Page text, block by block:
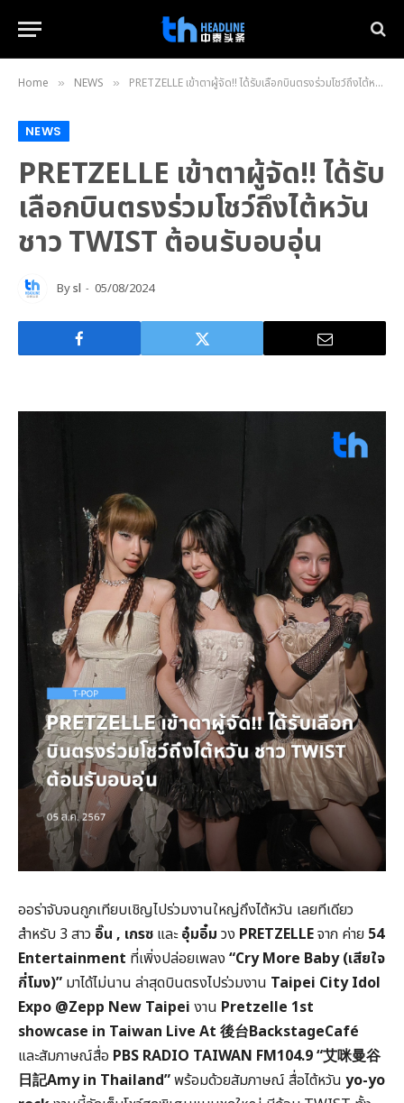
Home » NEWS » PRETZELLE เข้าตาผู้จัด!! ได้รับเลือกบินตรงร่วมโชว์ถึงไต้หวัน ชาว TWIST ต้อนรับอบอุ่น
NEWS
PRETZELLE เข้าตาผู้จัด!! ได้รับ
เลือกบินตรงร่วมโชว์ถึงไต้หวัน
ชาว TWIST ต้อนรับอบอุ่น
Bysl 05/08/2024
ออร่าจับจนถูกเทียบเชิญไปร่วมงานใหญ่ถึงไต้หวัน เลยทีเดียว
สำหรับ 3 สาว อิ๊น , เกรซ และอุ๋มอิ๋ม วง PRETZELLEจาก ค่าย 54
Entertainment ที่เพิ่งปล่อยเพลง “Cry More Baby (เสียใจ
กี่โมง)” มาได้ไม่นาน ล่าสุดบินตรงไปร่วมงาน Taipei City Idol
Expo @Zepp New Taipei งาน Pretzelle 1st
showcase in Taiwan Live At 後台BackstageCafé
และสัมภาษณ์สื่อ PBS RADIO TAIWAN FM104.9 “艾咪曼谷
日記Amy in Thailand”พร้อมด้วยสัมภาษณ์ สื่อไต้หวัน yo-yo